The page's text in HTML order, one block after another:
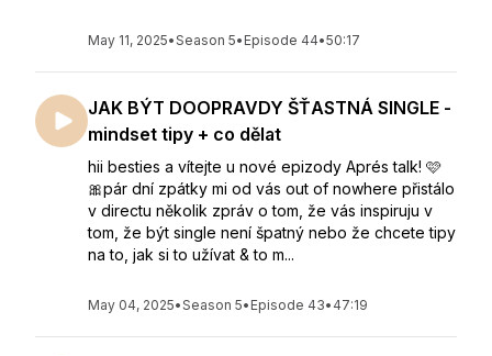
May 11, 2025•Season 5• Episode 44•50:17
JAK BÝT DOOPRAVDY ŠŤASTNÁ SINGLE -
mindset tipy + co dělat
hii besties a vítejte u nové epizody Aprés talk! 🩷
🎀pár dní zpátky mi od vás out of nowhere přistálo
v directu několik zpráv o tom, že vás inspiruju v
tom, že být single není špatný nebo že chcete tipy
na to, jak si to užívat & to m...
May 04, 2025•Season 5• Episode 43• 47:19